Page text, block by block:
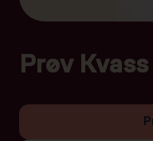
Prøv